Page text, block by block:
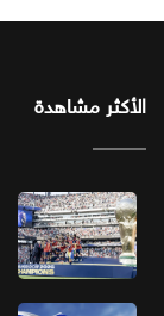
الأكثر مشاهدة